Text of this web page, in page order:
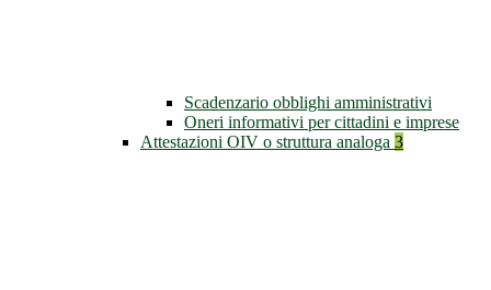
Scadenzario obblighi amministrativi
Oneri informativi per cittadini e imprese
Attestazioni OIV o struttura analoga 3